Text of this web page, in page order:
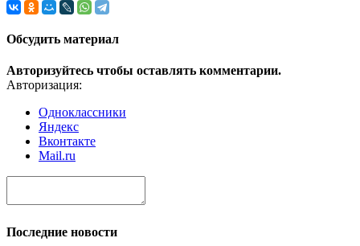
Обсудить материал
Авторизуйтесь чтобы оставлять комментарии.
Авторизация:
Одноклассники
Яндекс
Вконтакте
Mail.ru
Последние новости